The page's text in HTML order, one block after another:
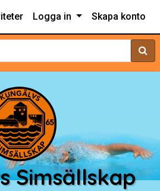
Logga in Skapa konto
Sök
Simsällskap